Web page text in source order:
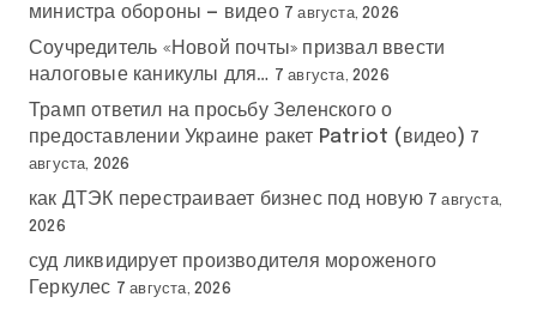
министра обороны — видео 7 августа, 2026
Соучредитель «Новой почты» призвал ввести
налоговые каникулы для… 7 августа, 2026
Трамп ответил на просьбу Зеленского о
предоставлении Украине ракет Patriot (видео) 7
августа, 2026
как ДТЭК перестраивает бизнес под новую 7 августа,
2026
суд ликвидирует производителя мороженого
Геркулес 7 августа, 2026